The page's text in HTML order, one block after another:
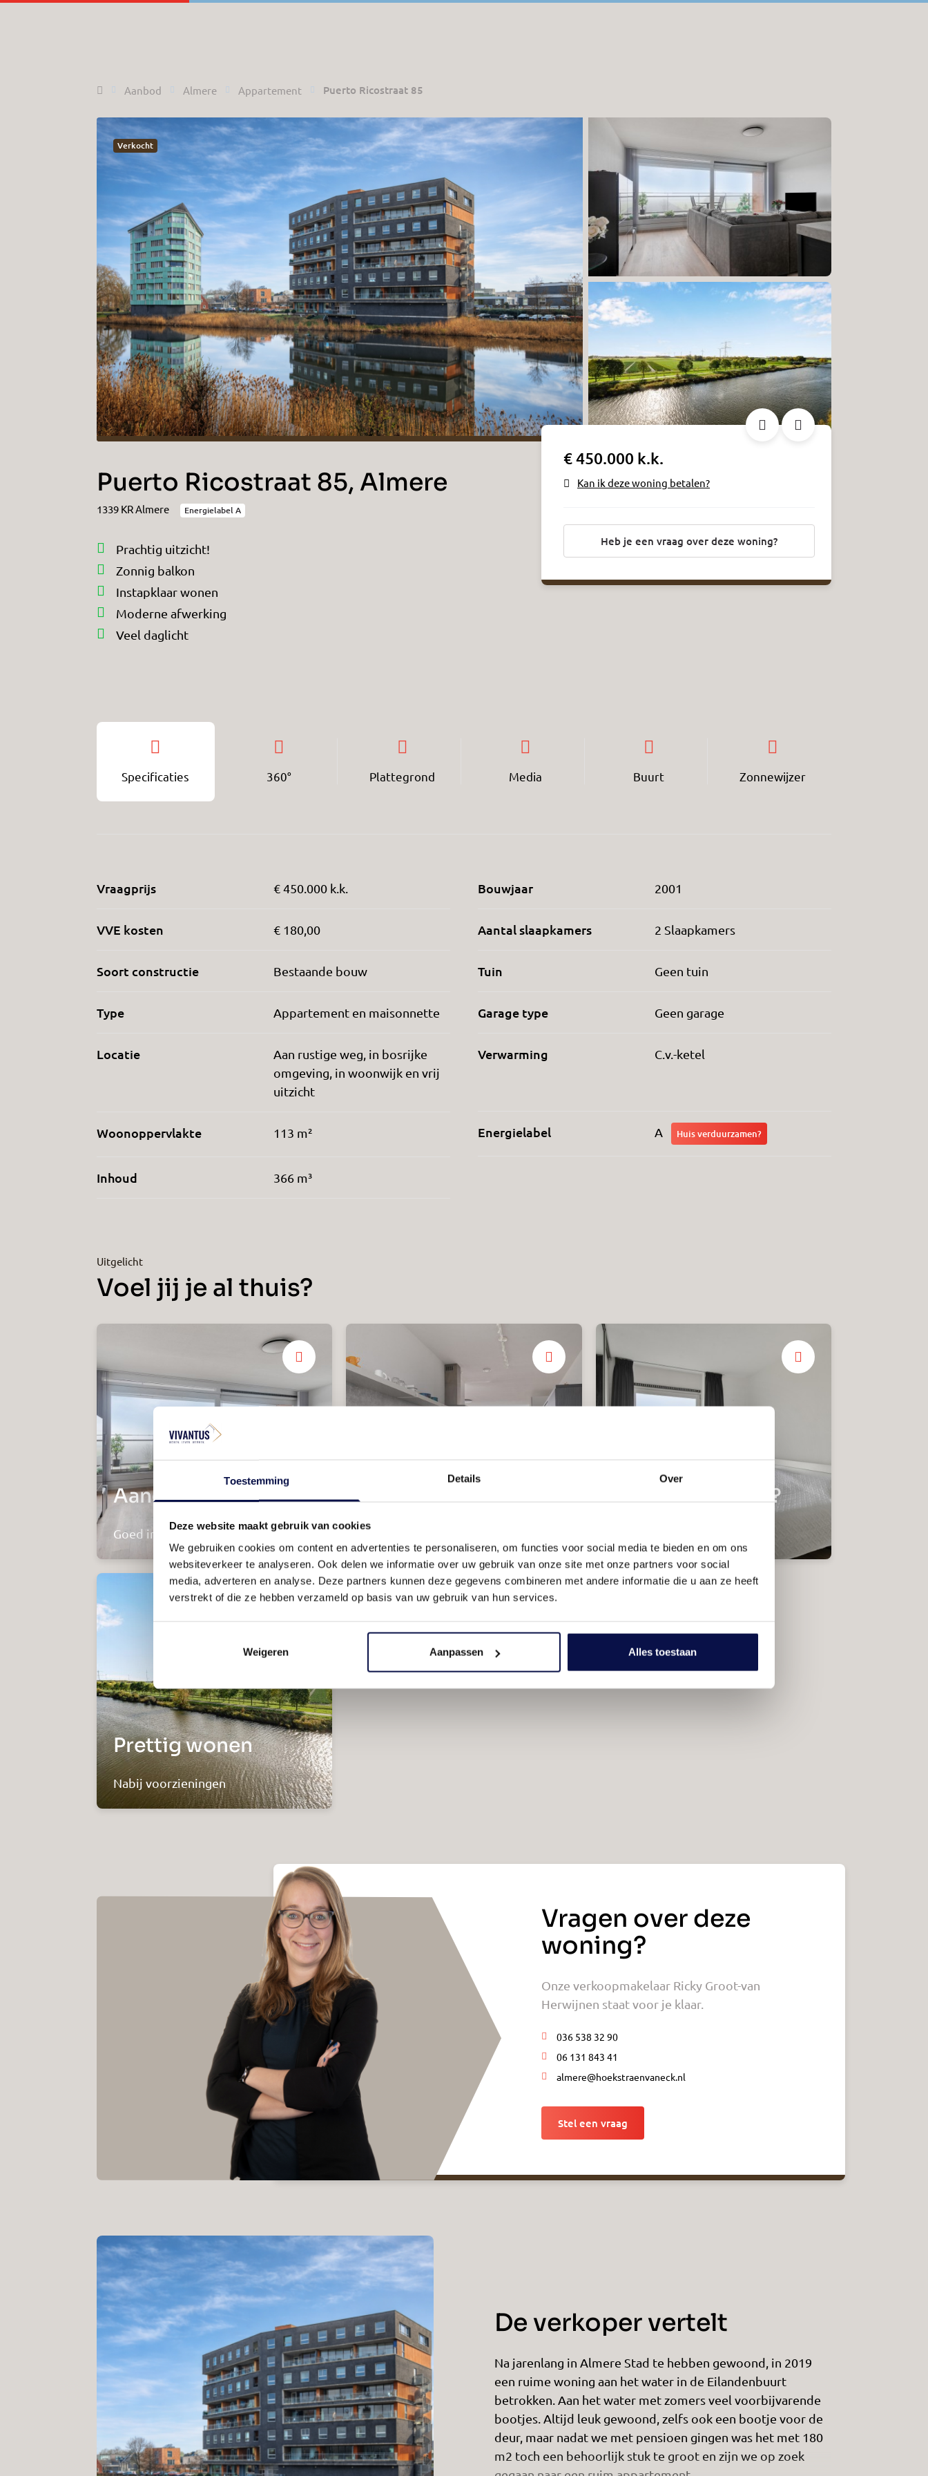
Toestemming Details Over
Deze website maakt gebruik van cookies
We gebruiken cookies om content en advertenties te personaliseren, om functies voor social media te bieden en om ons
websiteverkeer te analyseren. Ook delen we informatie over uw gebruik van onze site met onze partners voor social
media, adverteren en analyse. Deze partners kunnen deze gegevens combineren met andere informatie die u aan ze heeft
verstrekt of die ze hebben verzameld op basis van uw gebruik van hun services.
Weigeren Aanpassen Alles toestaan
HomeAanbod Almere Appartement Puerto Ricostraat 85
Verkocht
Puerto Ricostraat 85, Almere
1339 KR Almere Energielabel A
Prachtig uitzicht!
Zonnig balkon
Instapklaar wonen
Moderne afwerking
Veel daglicht
€ 450.000 k.k.
Kan ik deze woning betalen?
Heb je een vraag over deze woning?
Specificaties 360° Plattegrond Media Buurt Zonnewijzer
Vraagprijs € 450.000 k.k.
VVE kosten € 180,00
Soort constructie Bestaande bouw
Type Appartement en maisonnette
Locatie
Aan rustige weg, in bosrijke
omgeving, in woonwijk en vrij
uitzicht
Woonoppervlakte 113 m²
Inhoud 366 m³
Bouwjaar 2001
Aantal slaapkamers 2 Slaapkamers
Tuin Geen tuin
Garage type Geen garage
Verwarming C.v.-ketel
Energielabel A Huis verduurzamen?
Uitgelicht
Voel jij je al thuis?
Aangename sfeer
Goed ingedeeld
Complete keuken
Met inbouwapparatuur
Hoe deel jij ze in?
Prettig wonen
Nabij voorzieningen
Vragen over deze
woning?
Onze verkoopmakelaar Ricky Groot-van
Herwijnen staat voor je klaar.
036 538 32 90
06 131 843 41
almere@hoekstraenvaneck.nl
Stel een vraag
De verkoper vertelt
Na jarenlang in Almere Stad te hebben gewoond, in 2019
een ruime woning aan het water in de Eilandenbuurt
betrokken. Aan het water met zomers veel voorbijvarende
bootjes. Altijd leuk gewoond, zelfs ook een bootje voor de
deur, maar nadat we met pensioen gingen was het met 180
m2 toch een behoorlijk stuk te groot en zijn we op zoek